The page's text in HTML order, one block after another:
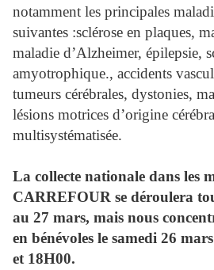
notamment les principales
suivantes :sclérose en plaques,
maladie d’Alzheimer, épilepsie,
amyotrophique., accidents
tumeurs cérébrales, dystonies,
lésions motrices d’origine
multisystématisée.
La collecte nationale dans les
CARREFOUR se déroulera
au 27 mars, mais nous
en bénévoles le samedi 26
et 18H00.